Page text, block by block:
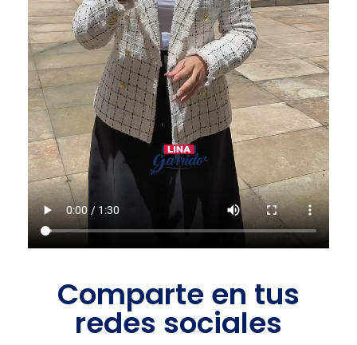
Comparte en tus
redes sociales